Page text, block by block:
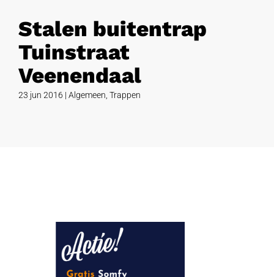
Stalen buitentrap
Tuinstraat
Veenendaal
23 jun 2016 | Algemeen Trappen